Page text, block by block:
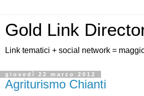
Gold Link
Link tematici + social network =
giovedì 22 marzo 2012
Agriturismo Chianti